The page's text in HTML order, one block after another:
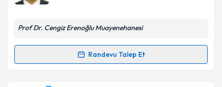
Kişisel verilerimin işlenmesine ilişkinAydınlatma
Prof Dr. Cengiz Erenoğlu Muayenehanesi
Randevu Talep Et
Randevu Takvimi Talebi